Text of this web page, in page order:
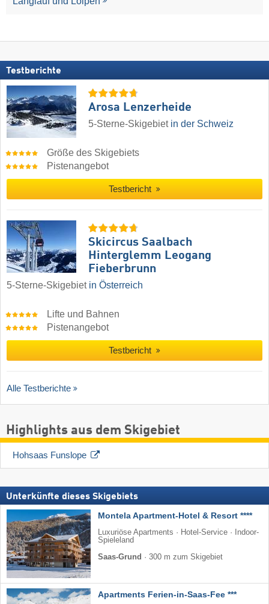
Testberichte
Arosa Lenzerheide
5-Sterne-Skigebiet in der Schweiz
Größe des Skigebiets
Pistenangebot
Testbericht
Skicircus Saalbach
Hinterglemm Leogang
Fieberbrunn
5-Sterne-Skigebiet in Österreich
Lifte und Bahnen
Pistenangebot
Testbericht
Alle Testberichte
Highlights aus dem Skigebiet
Hohsaas Funslope
Unterkünfte dieses Skigebiets
Montela Apartment-Hotel & Resort ****
Luxuriöse Apartments · Hotel-Service · Indoor-
Spieleland
Saas-Grund · 300 m zum Skigebiet
Apartments Ferien-in-Saas-Fee ***